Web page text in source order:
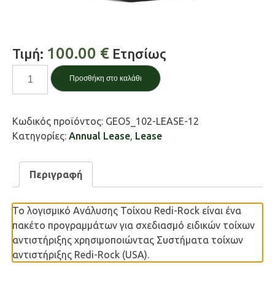
Τιμή: 100.00 € Ετησίως
ποσότητα
Προσθήκη στο καλάθι
Κωδικός προϊόντος: GEO5_102-LEASE-12
Κατηγορίες: Annual Lease, Lease
Περιγραφή
Το λογισμικό Ανάλυσης Τοίχου Redi-Rock είναι ένα
πακέτο προγραμμάτων για σχεδιασμό ειδικών τοίχων
αντιστήριξης χρησιμοποιώντας Συστήματα τοίχων
αντιστήριξης Redi-Rock (USA).